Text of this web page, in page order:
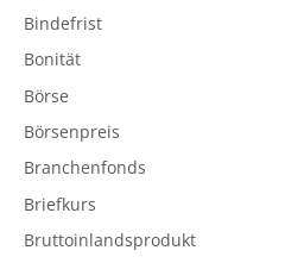
Bindefrist
Bonität
Börse
Börsenpreis
Branchenfonds
Briefkurs
Bruttoinlandsprodukt